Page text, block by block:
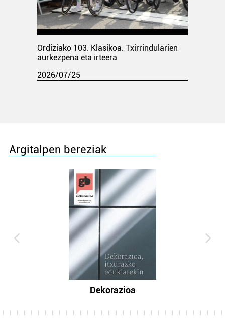
Ordiziako 103. Klasikoa. Txirrindularien
aurkezpena eta irteera
2026/07/25
Argitalpen bereziak
Dekorazioa